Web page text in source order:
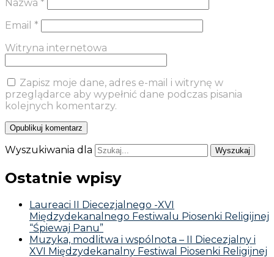
Nazwa *
Email *
Witryna internetowa
Zapisz moje dane, adres e-mail i witrynę w
przeglądarce aby wypełnić dane podczas pisania
kolejnych komentarzy.
Wyszukiwania dla
Ostatnie wpisy
Laureaci II Diecezjalnego -XVI
Międzydekanalnego Festiwalu Piosenki Religijnej
“Śpiewaj Panu”
Muzyka, modlitwa i wspólnota – II Diecezjalny i
XVI Międzydekanalny Festiwal Piosenki Religijnej